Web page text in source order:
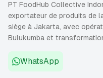
PT FoodHub Collective
exportateur de produits de
siège à Jakarta, avec
Bulukumba et
WhatsApp